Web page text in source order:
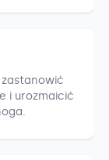
i urozmaicić